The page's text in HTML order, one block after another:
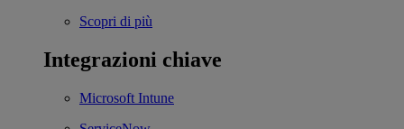
Scopri di più
Integrazioni chiave
Microsoft Intune